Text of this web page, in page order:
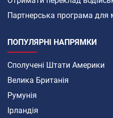
Партнерська програма для
ПОПУЛЯРНІ НАПРЯМКИ
Сполучені Штати Америки
Велика Британія
Румунія
Ірландія